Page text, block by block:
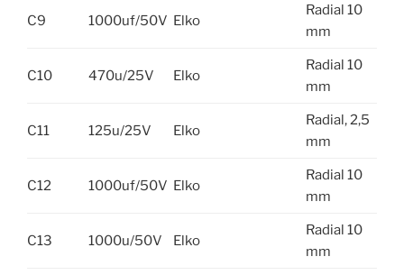
C9 1000uf/50V Elko
Radial 10
mm
C10 470u/25V Elko
Radial 10
mm
C11 125u/25V Elko
Radial, 2,5
mm
C12 1000uf/50V Elko
Radial 10
mm
C13 1000u/50V Elko
Radial 10
mm